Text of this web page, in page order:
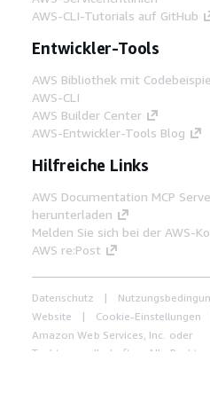
AWS-CLI-Tutorials auf GitHub
Entwickler-Tools
AWS Bibliothek mit
AWS-CLI
AWS Builder Center
AWS-Entwickler-Tools Blog
Hilfreiche Links
AWS Documentation MCP
herunterladen
Melden Sie sich bei der AWS-
AWS re:Post
Datenschutz
Website
Cookie-Einstellungen
Amazon Web Services, Inc. oder
Tochtergesellschaften. Alle Rechte